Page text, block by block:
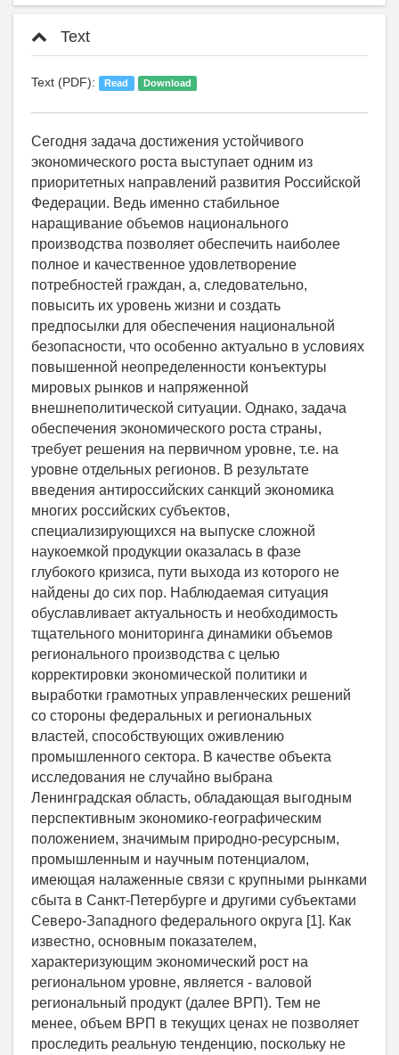
Text
Text (PDF): Read Download
Сегодня задача достижения устойчивого
экономического роста выступает одним из
приоритетных направлений развития Российской
Федерации. Ведь именно стабильное
наращивание объемов национального
производства позволяет обеспечить наиболее
полное и качественное удовлетворение
потребностей граждан, а, следовательно,
повысить их уровень жизни и создать
предпосылки для обеспечения национальной
безопасности, что особенно актуально в условиях
повышенной неопределенности конъектуры
мировых рынков и напряженной
внешнеполитической ситуации. Однако, задача
обеспечения экономического роста страны,
требует решения на первичном уровне, т.е. на
уровне отдельных регионов. В результате
введения антироссийских санкций экономика
многих российских субъектов,
специализирующихся на выпуске сложной
наукоемкой продукции оказалась в фазе
глубокого кризиса, пути выхода из которого не
найдены до сих пор. Наблюдаемая ситуация
обуславливает актуальность и необходимость
тщательного мониторинга динамики объемов
регионального производства с целью
корректировки экономической политики и
выработки грамотных управленческих решений
со стороны федеральных и региональных
властей, способствующих оживлению
промышленного сектора. В качестве объекта
исследования не случайно выбрана
Ленинградская область, обладающая выгодным
перспективным экономико-географическим
положением, значимым природно-ресурсным,
промышленным и научным потенциалом,
имеющая налаженные связи с крупными рынками
сбыта в Санкт-Петербурге и другими субъектами
Северо-Западного федерального округа [1]. Как
известно, основным показателем,
характеризующим экономический рост на
региональном уровне, является - валовой
региональный продукт (далее ВРП). Тем не
менее, объем ВРП в текущих ценах не позволяет
проследить реальную тенденцию, поскольку не